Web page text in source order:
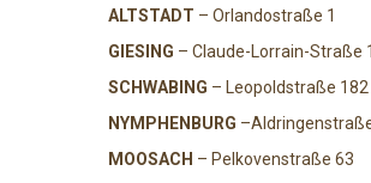
ALTSTADT – Orlandostraße 1
GIESING – Claude-Lorrain-Straße
SCHWABING – Leopoldstraße 182
NYMPHENBURG
MOOSACH – Pelkovenstraße 63